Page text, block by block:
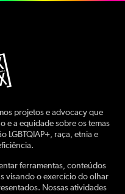
projetos e advocacy que
e a equidade sobre os temas
LGBTQIAP+, raça, etnia e
ferramentas, conteúdos
visando o exercício do olhar
Nossas atividades